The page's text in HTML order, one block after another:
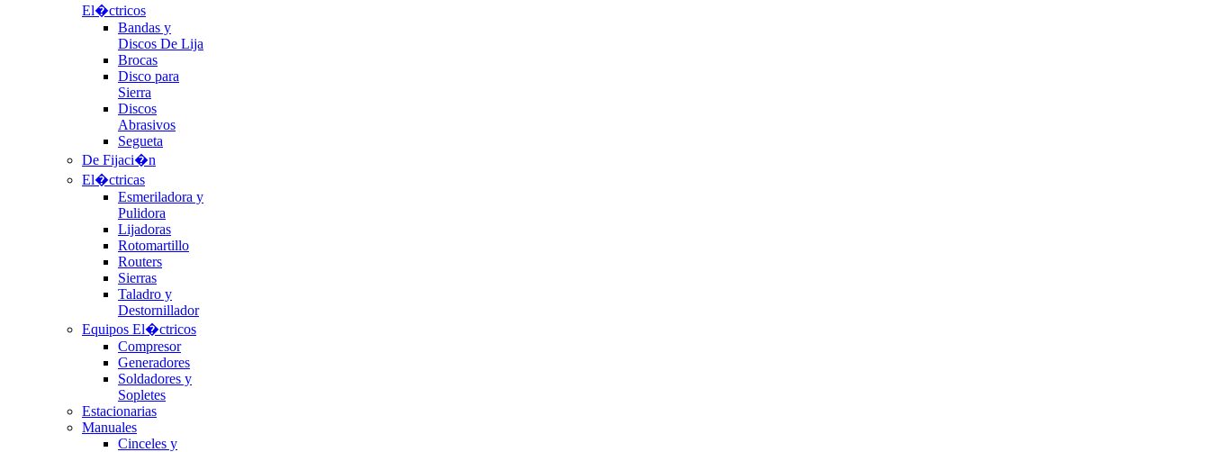
El�ctricos
Bandas y
Discos De Lija
Brocas
Disco para
Sierra
Discos
Abrasivos
Segueta
De Fijaci�n
El�ctricas
Esmeriladora y
Pulidora
Lijadoras
Rotomartillo
Routers
Sierras
Taladro y
Destornillador
Equipos El�ctricos
Compresor
Generadores
Soldadores y
Sopletes
Estacionarias
Manuales
Cinceles y